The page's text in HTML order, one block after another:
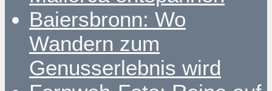
Baiersbronn: Wo
Wandern zum
Genusserlebnis wird